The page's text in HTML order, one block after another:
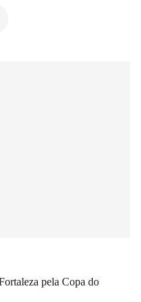
pela Copa do